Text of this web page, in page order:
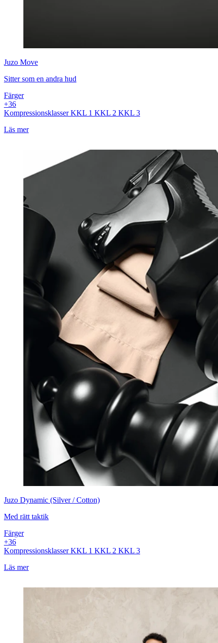
Juzo Move
Sitter som en andra hud
Färger
+36
KompressionsklasserKKL 1 KKL 2 KKL 3
Läs mer
Juzo Dynamic (Silver / Cotton)
Med rätt taktik
Färger
+36
KompressionsklasserKKL 1 KKL 2 KKL 3
Läs mer